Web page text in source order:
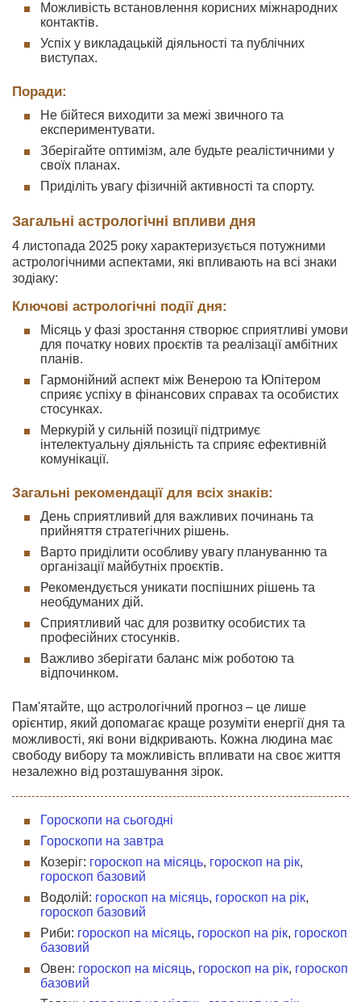
Можливість встановлення корисних міжнародних
контактів.
Успіх у викладацькій діяльності та публічних
виступах.
Поради:
Не бійтеся виходити за межі звичного та
експериментувати.
Зберігайте оптимізм, але будьте реалістичними у
своїх планах.
Приділіть увагу фізичній активності та спорту.
Загальні астрологічні впливи дня
4 листопада 2025 року характеризується потужними
астрологічними аспектами, які впливають на всі знаки
зодіаку:
Ключові астрологічні події дня:
Місяць у фазі зростання створює сприятливі умови
для початку нових проєктів та реалізації амбітних
планів.
Гармонійний аспект між Венерою та Юпітером
сприяє успіху в фінансових справах та особистих
стосунках.
Меркурій у сильній позиції підтримує
інтелектуальну діяльність та сприяє ефективній
комунікації.
Загальні рекомендації для всіх знаків:
День сприятливий для важливих починань та
прийняття стратегічних рішень.
Варто приділити особливу увагу плануванню та
організації майбутніх проєктів.
Рекомендується уникати поспішних рішень та
необдуманих дій.
Сприятливий час для розвитку особистих та
професійних стосунків.
Важливо зберігати баланс між роботою та
відпочинком.
Пам'ятайте, що астрологічний прогноз – це лише
орієнтир, який допомагає краще розуміти енергії дня та
можливості, які вони відкривають. Кожна людина має
свободу вибору та можливість впливати на своє життя
незалежно від розташування зірок.
Гороскопи на сьогодні
Гороскопи на завтра
Козеріг: гороскоп на місяць, гороскоп на рік,
гороскоп базовий
Водолій: гороскоп на місяць, гороскоп на рік,
гороскоп базовий
Риби: гороскоп на місяць, гороскоп на рік, гороскоп
базовий
Овен: гороскоп на місяць, гороскоп на рік, гороскоп
базовий